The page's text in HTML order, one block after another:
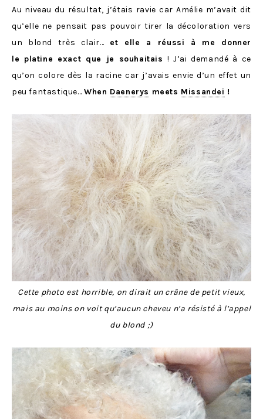
Au niveau du résultat, j’étais ravie car Amélie m’avait dit
qu’elle ne pensait pas pouvoir tirer la décoloration vers
un blond très clair… et elle a réussi à me donner
le platine exact que je souhaitais ! J’ai demandé à ce
qu’on colore dès la racine car j’avais envie d’un effet un
peu fantastique…When Daenerys meets Missandei !
Cette photo est horrible, on dirait un crâne de petit vieux,
mais au moins on voit qu’aucun cheveu n’a résisté à l’appel
du blond ;)